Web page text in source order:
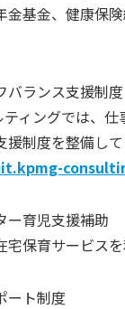
金基金、健康保
バランス支援制度
ティングでは、
制度を整備して
ー育児支援補助
宅保育サービス
ート制度